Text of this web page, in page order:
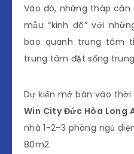
Vào đó, những tháp
mẫu “kinh đô” với
bao quanh trung tâm
trung tâm đặt sống
Dự kiến mở bán vào
Win City Đức Hòa Long
nhà 1-2-3 phòng ngủ
80m2.